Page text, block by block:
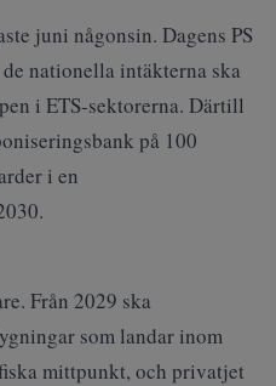
juni någonsin. Dagens PS
nationella intäkterna ska
i ETS-sektorerna. Därtill
på 100
i en
Från 2029 ska
som landar inom
mittpunkt, och privatjet